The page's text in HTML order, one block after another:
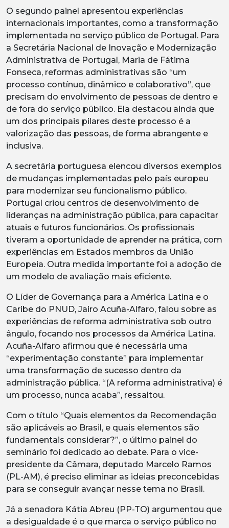
O segundo painel apresentou experiências
internacionais importantes, como a transformação
implementada no serviço público de Portugal. Para
a Secretária Nacional de Inovação e Modernização
Administrativa de Portugal, Maria de Fátima
Fonseca, reformas administrativas são “um
processo contínuo, dinâmico e colaborativo”, que
precisam do envolvimento de pessoas de dentro e
de fora do serviço público. Ela destacou ainda que
um dos principais pilares deste processo é a
valorização das pessoas, de forma abrangente e
inclusiva.
A secretária portuguesa elencou diversos exemplos
de mudanças implementadas pelo país europeu
para modernizar seu funcionalismo público.
Portugal criou centros de desenvolvimento de
lideranças na administração pública, para capacitar
atuais e futuros funcionários. Os profissionais
tiveram a oportunidade de aprender na prática, com
experiências em Estados membros da União
Europeia. Outra medida importante foi a adoção de
um modelo de avaliação mais eficiente.
O Líder de Governança para a América Latina e o
Caribe do PNUD, Jairo Acuña-Alfaro, falou sobre as
experiências de reforma administrativa sob outro
ângulo, focando nos processos da América Latina.
Acuña-Alfaro afirmou que é necessária uma
“experimentação constante” para implementar
uma transformação de sucesso dentro da
administração pública. “(A reforma administrativa) é
um processo, nunca acaba”, ressaltou.
Com o título “Quais elementos da Recomendação
são aplicáveis ao Brasil, e quais elementos são
fundamentais considerar?”, o último painel do
seminário foi dedicado ao debate. Para o vice-
presidente da Câmara, deputado Marcelo Ramos
(PL-AM), é preciso eliminar as ideias preconcebidas
para se conseguir avançar nesse tema no Brasil.
Já a senadora Kátia Abreu (PP-TO) argumentou que
a desigualdade é o que marca o serviço público no